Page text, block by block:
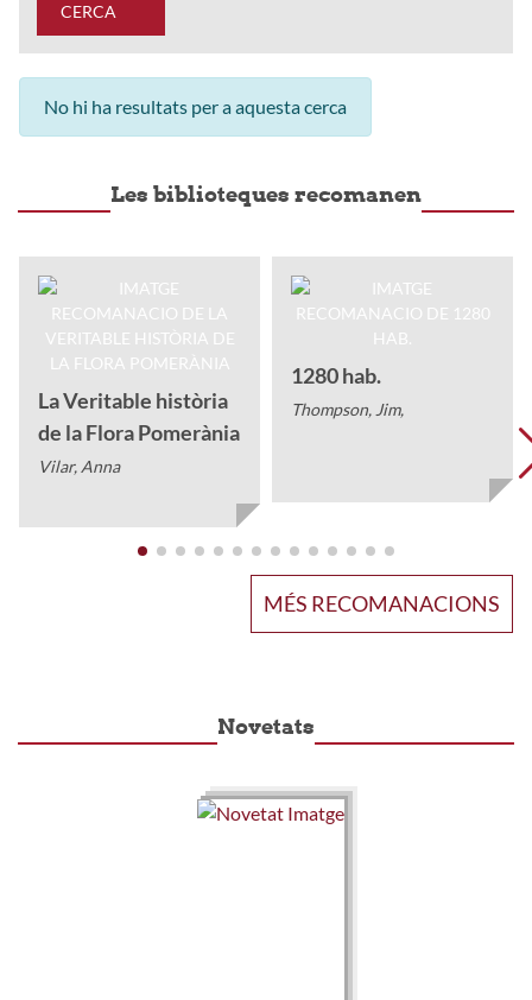
CERCA
No hi ha resultats per a aquesta cerca
Les biblioteques recomanen
La Veritable història
de la Flora Pomerània
Vilar, Anna
1280 hab.
Thompson, Jim,
MÉS RECOMANACIONS
Novetats